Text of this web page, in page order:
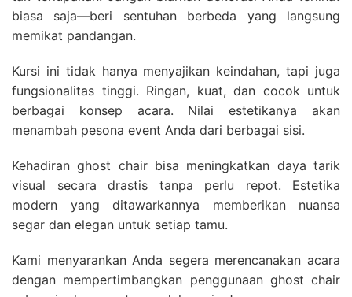
biasa saja—beri sentuhan berbeda yang langsung
memikat pandangan.
Kursi ini tidak hanya menyajikan keindahan, tapi juga
fungsionalitas tinggi. Ringan, kuat, dan cocok untuk
berbagai konsep acara. Nilai estetikanya akan
menambah pesona event Anda dari berbagai sisi.
Kehadiran ghost chair bisa meningkatkan daya tarik
visual secara drastis tanpa perlu repot. Estetika
modern yang ditawarkannya memberikan nuansa
segar dan elegan untuk setiap tamu.
Kami menyarankan Anda segera merencanakan acara
dengan mempertimbangkan penggunaan ghost chair